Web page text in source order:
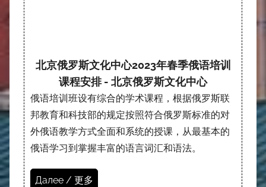
北京俄罗斯文化中心2023年春季俄语培训
课程安排 - 北京俄罗斯文化中心
俄语培训班设有综合的学术课程，根据俄罗斯联
邦教育和科技部的规定按照符合俄罗斯标准的对
外俄语教学方式全面和系统的授课，从最基本的
俄语学习到掌握丰富的语言词汇和语法。
Далее / 更多